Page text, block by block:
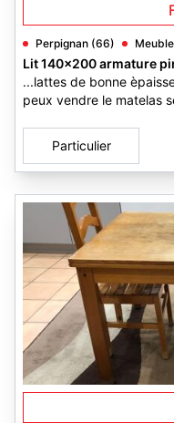
Perpignan (66)
Lit 140x200 armature
...lattes de bonne
peux vendre le matelas
Particulier